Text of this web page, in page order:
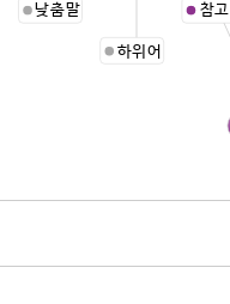
참
하위어
낮춤말